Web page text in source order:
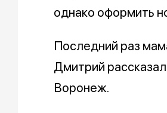
однако оформить
Последний раз
Дмитрий
Воронеж.